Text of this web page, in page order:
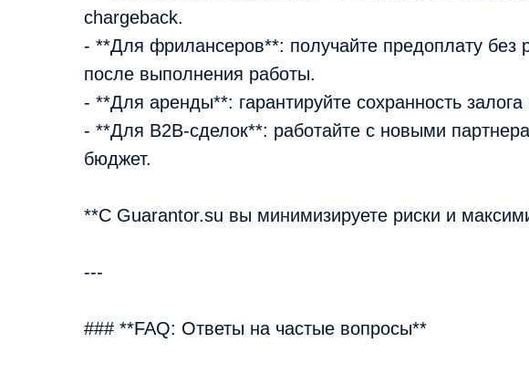
chargeback.
- **Для фрилансеров**: получайте предоплату без
после выполнения работы.
- **Для аренды**: гарантируйте сохранность
- **Для B2B-сделок**: работайте с новыми
бюджет.
**С Guarantor.su вы минимизируете риски и
---
### **FAQ: Ответы на частые вопросы**